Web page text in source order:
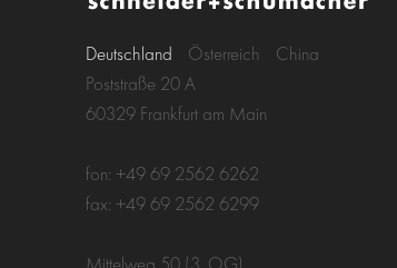
Deutschland Österreich
China
Poststraße 20 A
60329 Frankfurt am Main
fon: +49 69 2562 6262
fax: +49 69 2562 6299
Mittelweg 50 (3. OG)